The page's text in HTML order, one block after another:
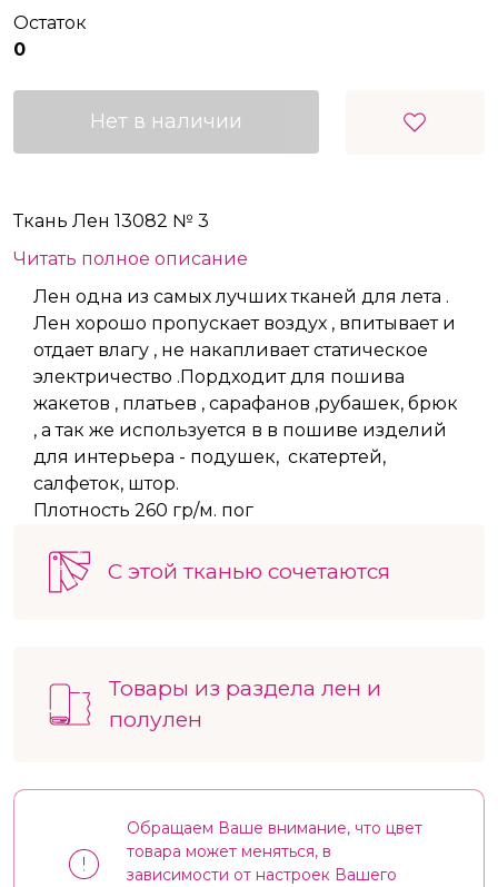
Остаток
0
Нет в наличии
Ткань Лен 13082 № 3
Читать полное описание
Лен одна из самых лучших тканей для лета .
Лен хорошо пропускает воздух , впитывает и
отдает влагу , не накапливает статическое
электричество .Пордходит для пошива
жакетов , платьев , сарафанов ,рубашек, брюк
, а так же используется в в пошиве изделий
для интерьера - подушек, скатертей,
салфеток, штор.
Плотность 260 гр/м. пог
С этой тканью сочетаются
Товары из раздела лен и
полулен
Обращаем Ваше внимание, что цвет
товара может меняться, в
зависимости от настроек Вашего